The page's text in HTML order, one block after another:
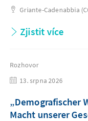
Griante-Cadenabbia
Zjistit více
Rozhovor
13. srpna 2026
„Demografischer
Macht unserer